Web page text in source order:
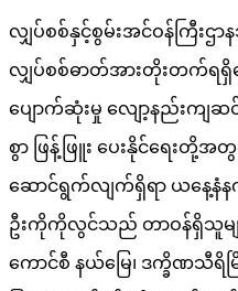
လျှပ်စစ်နှင့်စွမ်းအင်ဝန်ကြီးဌ
လျှပ်စစ်ဓာတ်အားတိုးတက်ရရှိရ
ပျောက်ဆုံးမှု လျော့နည်းကျဆ
စွာ ဖြန့်ဖြူး ပေးနိုင်ရေးတို့
ဆောင်ရွက်လျက်ရှိရာ ယနေ့နံန
ဦးကိုကိုလွင်သည် တာဝန်ရှိသူမျာ
ကောင်စီ နယ်မြေ၊ ဒက္ခိဏသီရိ